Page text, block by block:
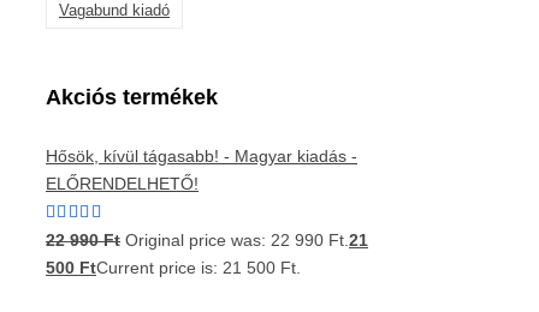
Vagabund kiadó
Akciós termékek
Hősök, kívül tágasabb! - Magyar kiadás -
ELŐRENDELHETŐ!
Értékelés:
22 990Ft Original price was: 22 990 Ft. 21
500 FtCurrent price is: 21 500 Ft.